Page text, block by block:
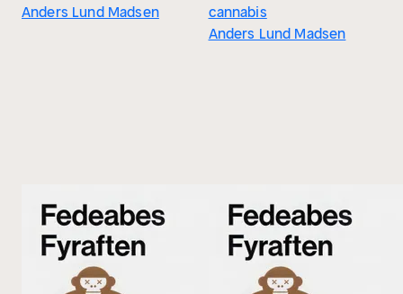
Anders Lund Madsen
cannabis
Anders Lund Madsen